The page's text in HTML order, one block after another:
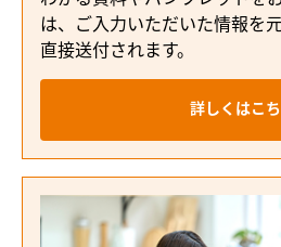
は、ご入力いただいた情報を
直接送付されます。
詳しくはこ